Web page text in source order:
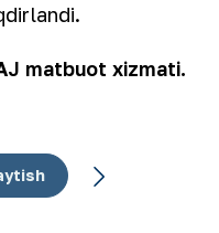
matbuot xizmati.